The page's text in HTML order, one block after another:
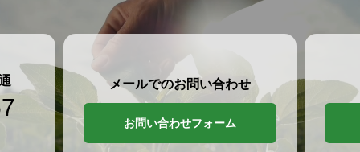
メールでのお問い合わせ
お問い合わせフォーム